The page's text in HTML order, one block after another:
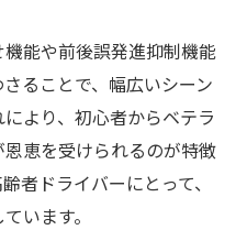
順と注意点を解説
ークと意味の把握法
ポイントと実例紹介
なす設定テクニック
る最新性能の魅力
がもたらす新安心
能や前後誤発進抑制機能
ることで、幅広いシーン
より、初心者からベテラ
恵を受けられるのが特徴
者ドライバーにとって、
います。